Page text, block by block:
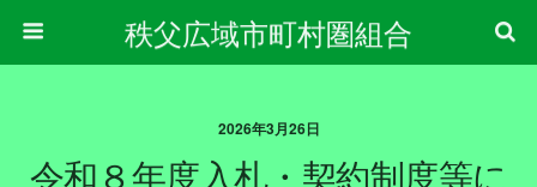
秩父広域市町村圏組合
2026年3月26日
令和８年度入札・契約制度等に